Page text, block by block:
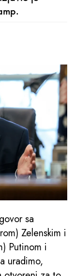
sa
Zelenskim i
Putinom i
uradimo,